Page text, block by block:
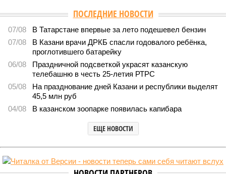
ПОСЛЕДНИЕ НОВОСТИ
07/08
В Татарстане впервые за лето подешевел бензин
07/08
В Казани врачи ДРКБ спасли годовалого ребёнка,
проглотившего батарейку
06/08
Праздничной подсветкой украсят казанскую
телебашню в честь 25-летия РТРС
05/08
На празднование дней Казани и республики выделят
45,5 млн руб
04/08
В казанском зоопарке появилась капибара
ЕЩЕ НОВОСТИ